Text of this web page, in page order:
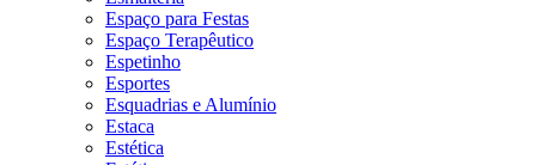
Espaço para Festas
Espaço Terapêutico
Espetinho
Esportes
Esquadrias e Alumínio
Estaca
Estética